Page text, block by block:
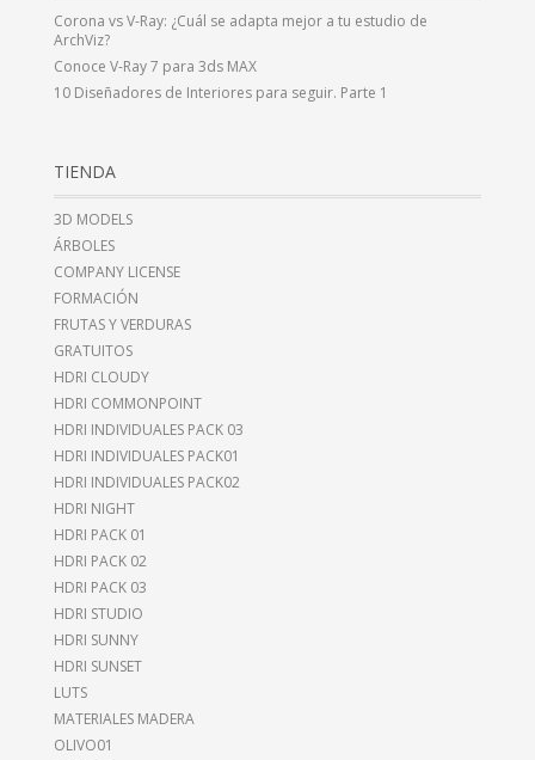
Corona vs V-Ray: ¿Cuál se adapta mejor a tu estudio de
ArchViz?
Conoce V-Ray 7 para 3ds MAX
10 Diseñadores de Interiores para seguir. Parte 1
TIENDA
3D MODELS
ÁRBOLES
COMPANY LICENSE
FORMACIÓN
FRUTAS Y VERDURAS
GRATUITOS
HDRI CLOUDY
HDRI COMMONPOINT
HDRI INDIVIDUALES PACK 03
HDRI INDIVIDUALES PACK01
HDRI INDIVIDUALES PACK02
HDRI NIGHT
HDRI PACK 01
HDRI PACK 02
HDRI PACK 03
HDRI STUDIO
HDRI SUNNY
HDRI SUNSET
LUTS
MATERIALES MADERA
OLIVO01